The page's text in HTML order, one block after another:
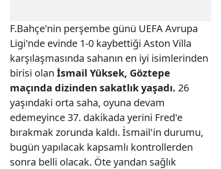
F.Bahçe'nin perşembe günü UEFA Avrupa
Ligi'nde evinde 1-0 kaybettiği Aston Villa
karşılaşmasında sahanın en iyi isimlerinden
birisi olan İsmail Yüksek, Göztepe
maçında dizinden sakatlık yaşadı. 26
yaşındaki orta saha, oyuna devam
edemeyince 37. dakikada yerini Fred'e
bırakmak zorunda kaldı. İsmail'in durumu,
bugün yapılacak kapsamlı kontrollerden
sonra belli olacak. Öte yandan sağlık